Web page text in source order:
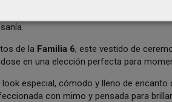
sofisticado. Este acabado aporta
de la Familia 6, este vestido de
en una elección perfecta para
especial, cómodo y lleno de
con mimo y pensada para